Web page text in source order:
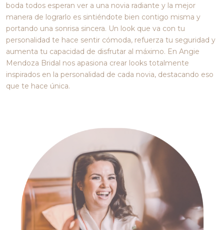
boda todos esperan ver a una novia radiante y la mejor
manera de lograrlo es sintiéndote bien contigo misma y
portando una sonrisa sincera. Un look que va con tu
personalidad te hace sentir cómoda, refuerza tu seguridad y
aumenta tu capacidad de disfrutar al máximo. En Angie
Mendoza Bridal nos apasiona crear looks totalmente
inspirados en la personalidad de cada novia, destacando eso
que te hace única.